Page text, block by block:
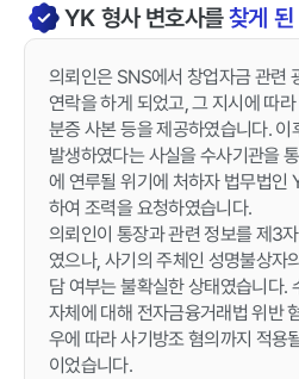
YK형사변호사를찾게
의뢰인은 SNS에서 창업자금 관련
연락을 하게 되었고, 그 지시에 따
분증 사본 등을 제공하였습니다.
발생하였다는 사실을 수사기관을
에 연루될 위기에 처하자 법무법인
하여 조력을 요청하였습니다.
의뢰인이 통장과 관련 정보를 제3
였으나, 사기의 주체인 성명불상자
담 여부는 불확실한 상태였습니다.
자체에 대해 전자금융거래법 위반
우에 따라 사기방조 혐의까지 적용
이었습니다.